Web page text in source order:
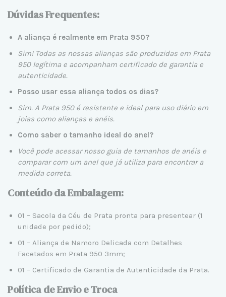
Dúvidas Frequentes:
A aliança é realmente em Prata 950?
Sim! Todas as nossas alianças são produzidas em Prata
950 legítima e acompanham certificado de garantia e
autenticidade.
Posso usar essa aliança todos os dias?
Sim. A Prata 950 é resistente e ideal para uso diário em
joias como alianças e anéis.
Como saber o tamanho ideal do anel?
Você pode acessar nosso guia de tamanhos de anéis e
comparar com um anel que já utiliza para encontrar a
medida correta.
Conteúdo da Embalagem:
01 – Sacola da Céu de Prata pronta para presentear (1
unidade por pedido);
01 – Aliança de Namoro Delicada com Detalhes
Facetados em Prata 950 3mm;
01 – Certificado de Garantia de Autenticidade da Prata.
Política de Envio e Troca